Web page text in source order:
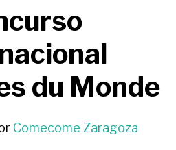
du Monde
Comecome Zaragoza